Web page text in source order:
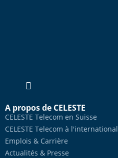
A propos de CELESTE
CELESTE Telecom en Suisse
CELESTE Telecom à l'international
Emplois & Carrière
Actualités & Presse